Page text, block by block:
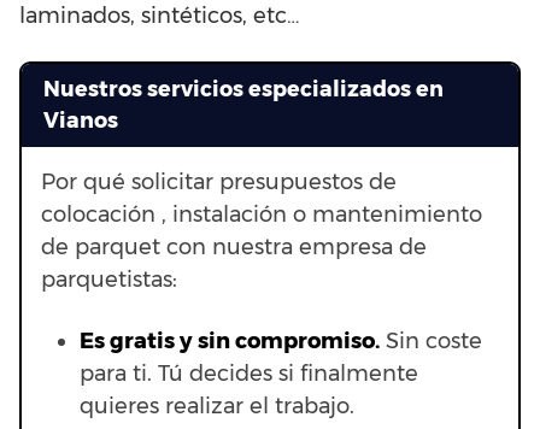
laminados, sintéticos, etc…
Nuestros servicios especializados en
Vianos
Por qué solicitar presupuestos de
colocación , instalación o mantenimiento
de parquet con nuestra empresa de
parquetistas:
Es gratis y sin compromiso. Sin coste
para ti. Tú decides si finalmente
quieres realizar el trabajo.